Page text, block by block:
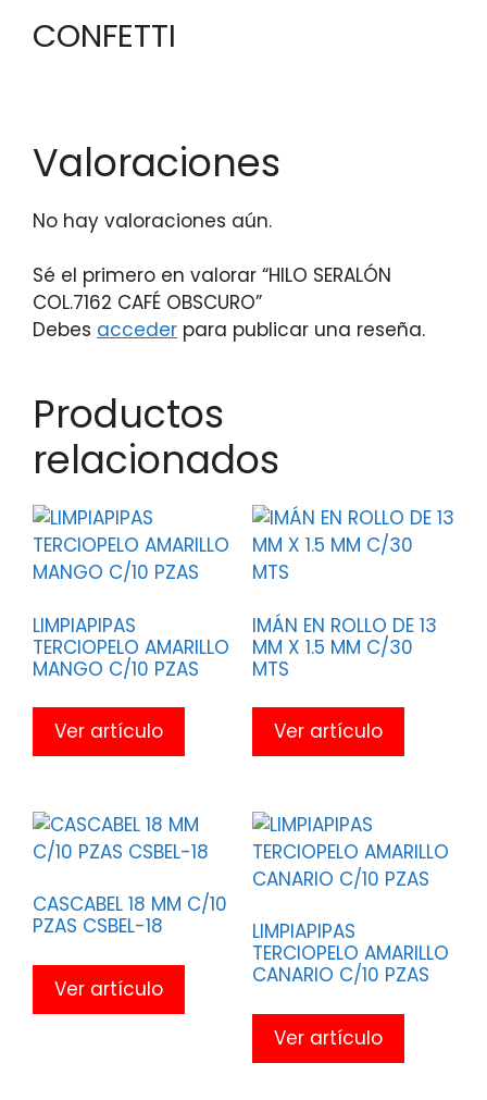
CONFETTI
Valoraciones
No hay valoraciones aún.
Sé el primero en valorar “HILO SERALÓN
COL.7162 CAFÉ OBSCURO”
Debes acceder para publicar una reseña.
Productos
relacionados
LIMPIAPIPAS
TERCIOPELO AMARILLO
MANGO C/10 PZAS
Ver artículo
IMÁN EN ROLLO DE 13
MM X 1.5 MM C/30
MTS
Ver artículo
CASCABEL 18 MM C/10
PZAS CSBEL-18
Ver artículo
LIMPIAPIPAS
TERCIOPELO AMARILLO
CANARIO C/10 PZAS
Ver artículo